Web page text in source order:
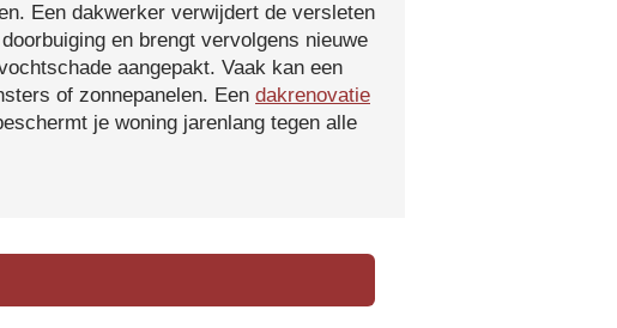
Een dakwerker verwijdert de versleten
en brengt vervolgens nieuwe
aangepakt. Vaak kan een
of zonnepanelen. Een dakrenovatie
je woning jarenlang tegen alle